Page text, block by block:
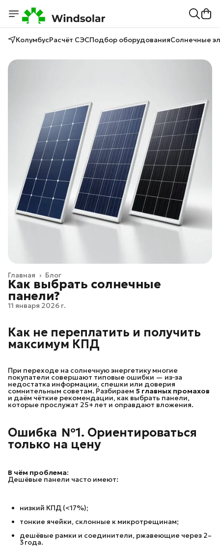
КолумбусРасчёт СЭСПодбор оборудованияСолнечные
Блог
Главная ›
Как выбрать солнечные
панели?
11 января 2026 г.
Как не переплатить и получить
максимум КПД
При переходе на солнечную энергетику многие
покупатели совершают типовые ошибки — из‑за
недостатка информации, спешки или доверия
сомнительным советам. Разбираем 5 главных промахов
и даём чёткие рекомендации, как выбрать панели,
которые прослужат 25+ лет и оправдают вложения.
Ошибка  №1. Ориентироваться
только на цену
В чём проблема:
Дешёвые панели часто имеют:
низкий КПД (<17%);
тонкие ячейки, склонные к микротрещинам;
дешёвые рамки и соединители, ржавеющие через 2–
3 года.